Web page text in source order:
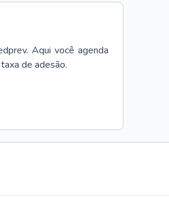
Aqui você agenda
de adesão.